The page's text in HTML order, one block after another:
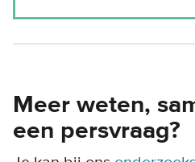
Meer weten,
een persvraag?